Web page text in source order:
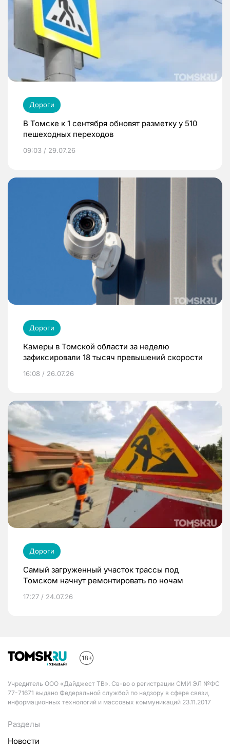
Дороги
В Томске к 1 сентября обновят разметку у 510
пешеходных переходов
09:03 / 29.07.26
Дороги
Камеры в Томской области за неделю
зафиксировали 18 тысяч превышений скорости
16:08 / 26.07.26
Дороги
Самый загруженный участок трассы под
Томском начнут ремонтировать по ночам
17:27 / 24.07.26
Учредитель ООО «Дайджест ТВ». Св-во о регистрации СМИ ЭЛ №ФС
77-71671 выдано Федеральной службой по надзору в сфере связи,
информационных технологий и массовых коммуникаций 23.11.2017
Разделы
Новости